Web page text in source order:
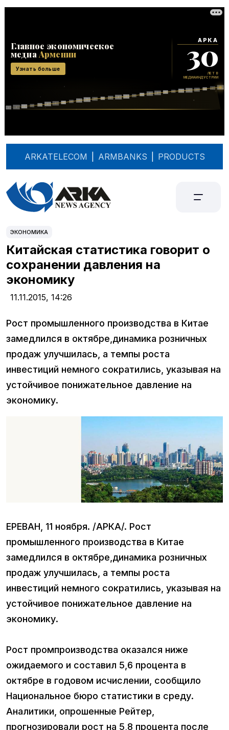
ARKATELECOM ARMBANKS PRODUCTS
ЭКОНОМИКА
Китайская статистика говорит о
сохранении давления на
экономику
11.11.2015, 14:26
Рост промышленного производства в Китае
замедлился в октябре,динамика розничных
продаж улучшилась, а темпы роста
инвестиций немного сократились, указывая на
устойчивое понижательное давление на
экономику.
ЕРЕВАН, 11 ноября. /АРКА/. Рост
промышленного производства в Китае
замедлился в октябре,динамика розничных
продаж улучшилась, а темпы роста
инвестиций немного сократились, указывая на
устойчивое понижательное давление на
экономику.
Рост промпроизводства оказался ниже
ожидаемого и составил 5,6 процента в
октябре в годовом исчислении, сообщило
Национальное бюро статистики в среду.
Аналитики, опрошенные Рейтер,
прогнозировали рост на 5,8 процента после